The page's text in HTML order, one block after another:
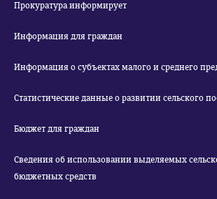
Прокуратура информирует
Информация для граждан
Информация о субъектах малого и среднего
Статистические данные о развитии сельского
Бюджет для граждан
Сведения об использовании выделяемых
бюджетных средств